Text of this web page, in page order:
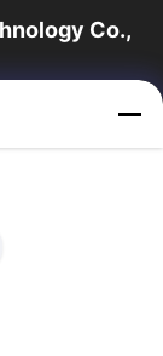
Co.,
jajaran